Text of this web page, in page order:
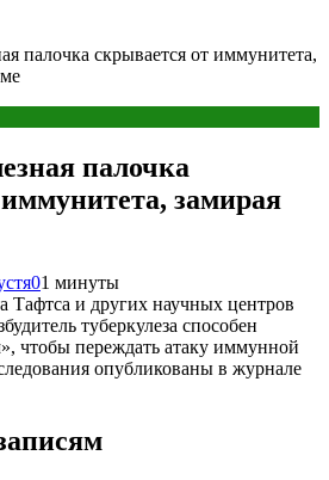
палочка скрывается от иммунитета,
палочка
замирая
01 минуты
Тафтса и других научных центров
туберкулеза способен
чтобы переждать атаку иммунной
опубликованы в журнале